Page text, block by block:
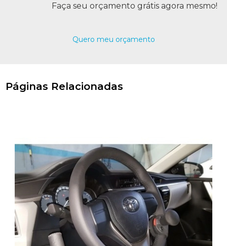
Faça seu orçamento grátis agora mesmo!
Quero meu orçamento
Páginas Relacionadas